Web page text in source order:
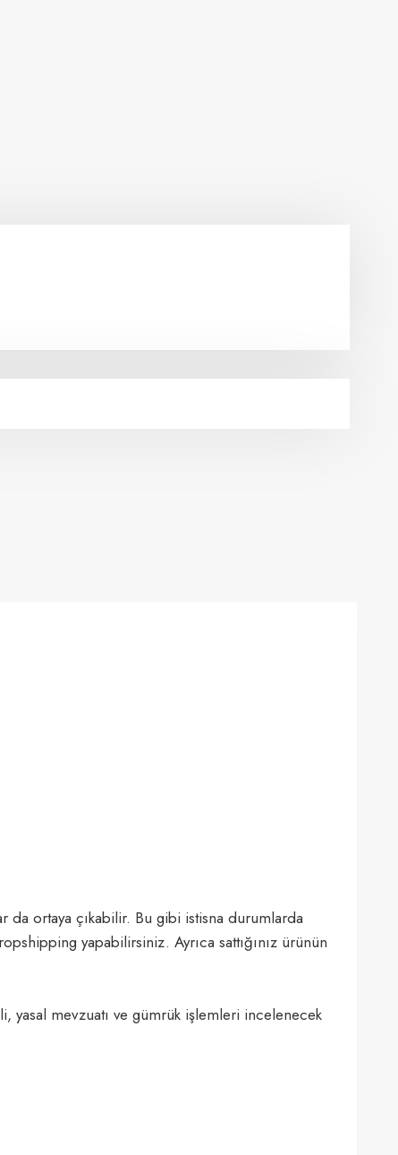
da ortaya çıkabilir. Bu gibi istisna durumlarda
yapabilirsiniz. Ayrıca sattığınız ürünün
mevzuatı ve gümrük işlemleri incelenecek